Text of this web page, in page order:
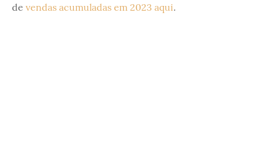
de vendas acumuladas em 2023 aqui.